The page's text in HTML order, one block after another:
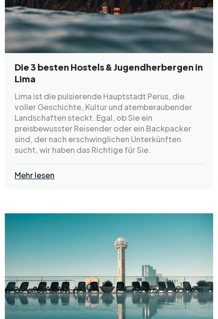
Die 3 besten Hostels & Jugendherbergen in
Lima
Lima ist die pulsierende Hauptstadt Perus, die
voller Geschichte, Kultur und atemberaubender
Landschaften steckt. Egal, ob Sie ein
preisbewusster Reisender oder ein Backpacker
sind, der nach erschwinglichen Unterkünften
sucht, wir haben das Richtige für Sie.
Mehr lesen